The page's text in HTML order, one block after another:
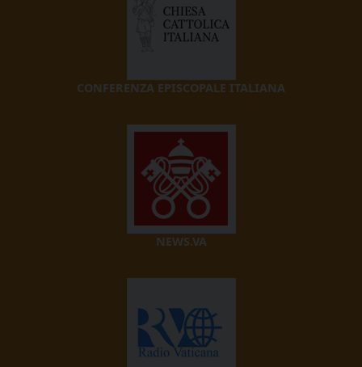
CONFERENZA EPISCOPALE ITALIANA
NEWS.VA